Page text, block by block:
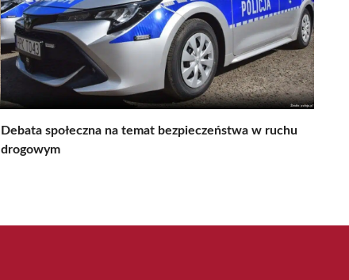
Debata społeczna na temat bezpieczeństwa w ruchu
drogowym